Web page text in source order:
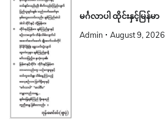
မင်္ဂလာပါ ထိုင်းနှင့်မြန်မာ
Admin August 9, 2026